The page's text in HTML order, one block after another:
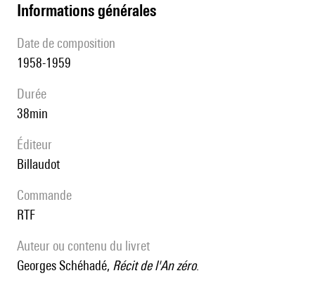
informations générales
date de composition
1958-1959
durée
38min
éditeur
Billaudot
Commande
RTF
Auteur ou contenu du livret
Georges Schéhadé, Récit de l'An zéro.